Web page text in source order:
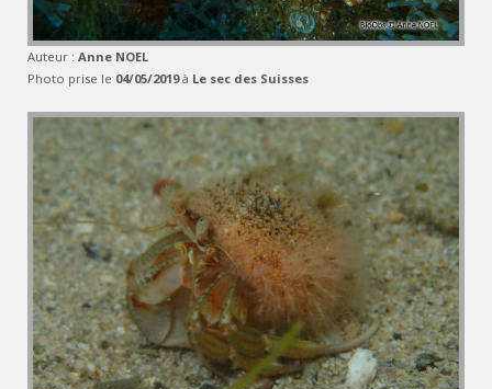
Auteur : Anne NOEL
Photo prise le 04/05/2019à Le sec des Suisses